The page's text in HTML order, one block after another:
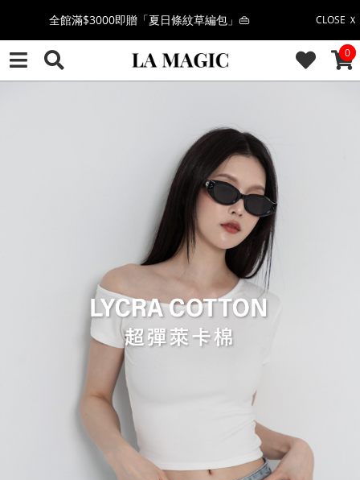
CLOSE Ｘ
絲柔莫代爾系列🤍任選兩件$1000
果凍棉系列⭐2件$1100|4件$2000|6件$2700
🔥點擊立即➕官方LINE領取$100🔥
🎉週年慶全館88折(特價品除外/於結帳顯示)🎉
感恩回饋價🎁零修圖系列$399起>
全館滿$3000即贈「夏日條紋草編包」👜
0